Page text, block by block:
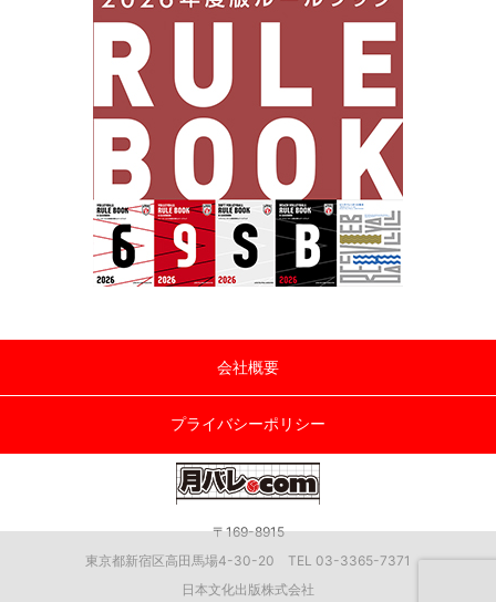
会社概要
プライバシーポリシー
〒169-8915
東京都新宿区高田馬場4-30-20 TEL 03-3365-7371
日本文化出版株式会社